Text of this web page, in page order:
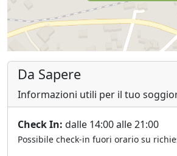
Da Sapere
Informazioni utili per il tuo
Check In: dalle 14:00 alle 21:00
Possibile check-in fuori orario su